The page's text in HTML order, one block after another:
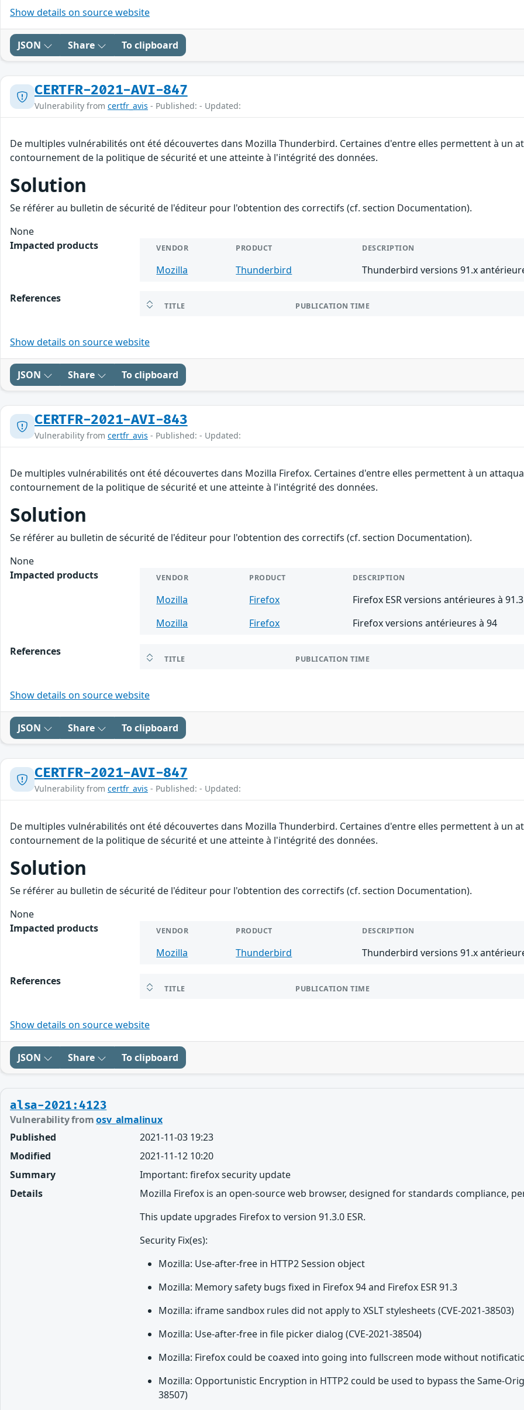
Show details on source website
JSON Share To clipboard
CERTFR-2021-AVI-847
Vulnerability from certfr_avis - Published: - Updated:
De multiples vulnérabilités ont été découvertes dans Mozilla Thunderbird. Certaines d'entre elles permettent à un
contournement de la politique de sécurité et une atteinte à l'intégrité des données.
Solution
Se référer au bulletin de sécurité de l'éditeur pour l'obtention des correctifs (cf. section Documentation).
None
Impacted products
VENDOR PRODUCT DESCRIPTION
Mozilla Thunderbird Thunderbird versions 91.x
References
TITLE PUBLICATION TIME
Show details on source website
JSON Share To clipboard
CERTFR-2021-AVI-843
Vulnerability from certfr_avis - Published: - Updated:
De multiples vulnérabilités ont été découvertes dans Mozilla Firefox. Certaines d'entre elles permettent à un
contournement de la politique de sécurité et une atteinte à l'intégrité des données.
Solution
Se référer au bulletin de sécurité de l'éditeur pour l'obtention des correctifs (cf. section Documentation).
None
Impacted products
VENDOR PRODUCT DESCRIPTION
Mozilla Firefox
Firefox ESR versions antérieures à 91.3
Mozilla
Firefox Firefox versions antérieures à 94
References
TITLE PUBLICATION TIME
Show details on source website
JSON Share To clipboard
CERTFR-2021-AVI-847
Vulnerability from certfr_avis - Published: - Updated:
De multiples vulnérabilités ont été découvertes dans Mozilla Thunderbird. Certaines d'entre elles permettent à un
contournement de la politique de sécurité et une atteinte à l'intégrité des données.
Solution
Se référer au bulletin de sécurité de l'éditeur pour l'obtention des correctifs (cf. section Documentation).
None
Impacted products
VENDOR PRODUCT DESCRIPTION
Mozilla Thunderbird Thunderbird versions 91.x
References
TITLE PUBLICATION TIME
Show details on source website
JSON Share To clipboard
alsa-2021:4123
Vulnerability fromosv_almalinux
Published
2021-11-03 19:23
Modified
2021-11-12 10:20
Summary
Important: firefox security update
Details
Mozilla Firefox is an open-source web browser, designed for standards compliance,
This update upgrades Firefox to version 91.3.0 ESR.
Security Fix(es):
Mozilla: Use-after-free in HTTP2 Session object
Mozilla: Memory safety bugs fixed in Firefox 94 and Firefox ESR 91.3
Mozilla: iframe sandbox rules did not apply to XSLT stylesheets (CVE-2021-38503)
Mozilla: Use-after-free in file picker dialog (CVE-2021-38504)
Mozilla: Firefox could be coaxed into going into fullscreen mode without
Mozilla: Opportunistic Encryption in HTTP2 could be used to bypass the Same-
38507)